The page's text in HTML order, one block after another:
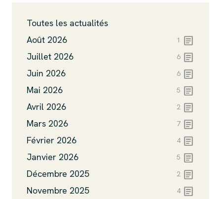
Toutes les actualités
Août 2026
1 article
Juillet 2026 6 article
Juin 2026 6 article
Mai 2026 5 article
Avril 2026 2 article
Mars 2026 7 article
Février 2026 4 article
Janvier 2026 5 article
Décembre 2025 2 article
Novembre 2025 4 article